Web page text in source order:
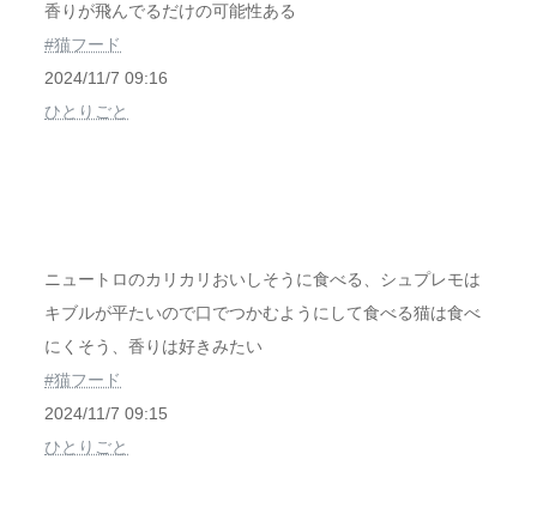
香りが飛んでるだけの可能性ある
#猫フード
2024/11/7 09:16
ひとりごと
ニュートロのカリカリおいしそうに食べる、シュプレモは
キブルが平たいので口でつかむようにして食べる猫は食べ
にくそう、香りは好きみたい
#猫フード
2024/11/7 09:15
ひとりごと